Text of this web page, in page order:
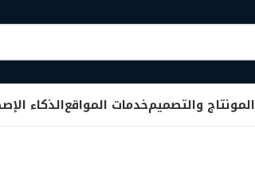
المونتاج والتصميمخدمات المواقعالذكاء